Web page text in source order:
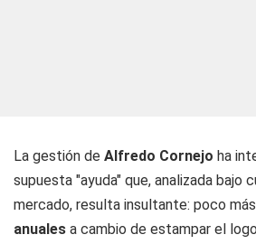
La gestión de Alfredo Cornejo ha
supuesta "ayuda" que, analizada bajo
mercado, resulta insultante: poco
anuales a cambio de estampar el